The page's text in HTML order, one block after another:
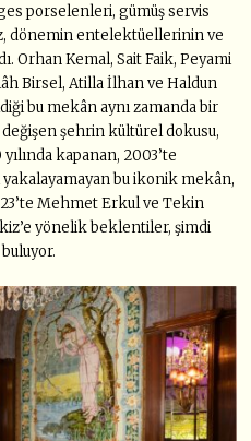
porselenleri, gümüş servis
dönemin entelektüellerinin ve
Orhan Kemal, Sait Faik, Peyami
Birsel, Atilla İlhan ve Haldun
bu mekân aynı zamanda bir
şehrin kültürel dokusu,
kapanan, 2003’te
yakalayamayan bu ikonik mekân,
Mehmet Erkul ve Tekin
yönelik beklentiler, şimdi